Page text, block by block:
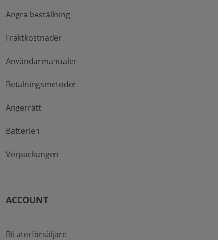
Ångra beställning
Fraktkostnader
Användarmanualer
Betalningsmetoder
Ångerrätt
Batterien
Verpackungen
ACCOUNT
Bli återförsäljare